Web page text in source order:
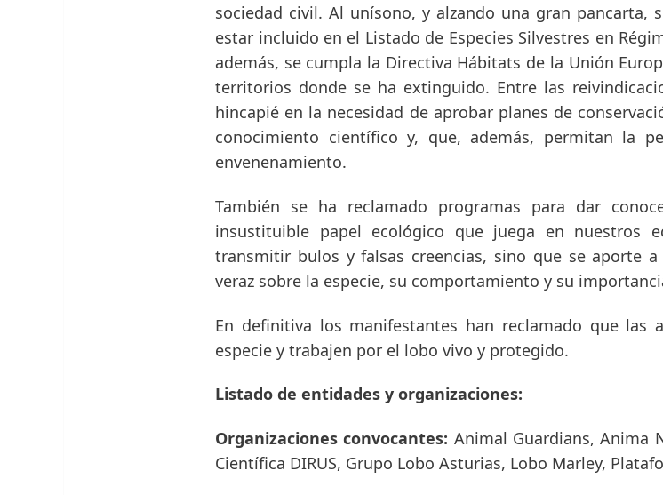
sociedad civil. Al unísono, y alzando una gran pancarta,
estar incluido en el Listado de Especies Silvestres en
además, se cumpla la Directiva Hábitats de la Unión
territorios donde se ha extinguido. Entre las
hincapié en la necesidad de aprobar planes de
conocimiento científico y, que, además, permitan la
envenenamiento.
También se ha reclamado programas para dar
insustituible papel ecológico que juega en nuestros
transmitir bulos y falsas creencias, sino que se aporte
veraz sobre la especie, su comportamiento y su
En definitiva los manifestantes han reclamado que las
especie y trabajen por el lobo vivo y protegido.
Listado de entidades y organizaciones:
Organizaciones convocantes: Animal Guardians, Anima
Científica DIRUS, Grupo Lobo Asturias, Lobo Marley,